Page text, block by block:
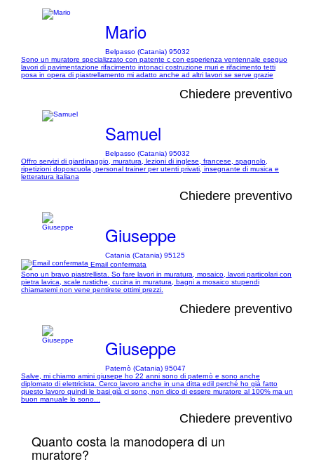
Mario
Belpasso (Catania) 95032
Sono un muratore specializzato con patente c con esperienza ventennale eseguo
lavori di pavimentazione rifacimento intonaci costruzione muri e rifacimento tetti
posa in opera di piastrellamento mi adatto anche ad altri lavori se serve grazie
Chiedere preventivo
Samuel
Belpasso (Catania) 95032
Offro servizi di giardinaggio, muratura, lezioni di inglese, francese, spagnolo,
ripetizioni doposcuola, personal trainer per utenti privati, insegnante di musica e
letteratura italiana
Chiedere preventivo
Giuseppe
Catania (Catania) 95125
Email confermata
Sono un bravo piastrellista. So fare lavori in muratura, mosaico, lavori particolari con
pietra lavica, scale rustiche, cucina in muratura, bagni a mosaico stupendi
chiamatemi non vene pentirete ottimi prezzi.
Chiedere preventivo
Giuseppe
Paternò (Catania) 95047
Salve, mi chiamo amini giusepe ho 22 anni sono di paternò e sono anche
diplomato di elettricista. Cerco lavoro anche in una ditta edil perché ho già fatto
questo lavoro quindi le basi già ci sono, non dico di essere muratore al 100% ma un
buon manuale lo sono...
Chiedere preventivo
Quanto costa la manodopera di un
muratore?